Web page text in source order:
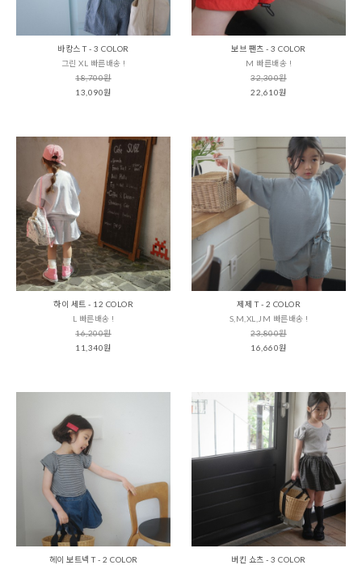
바캉스 T - 3 COLOR
그린 XL 빠른배송 !
18,700원
13,090원
보브 팬츠 - 3 COLOR
M 빠른배송 !
32,300원
22,610원
하이 세트 - 12 COLOR
L 빠른배송 !
16,200원
11,340원
제제 T - 2 COLOR
S,M,XL,JM 빠른배송 !
23,800원
16,660원
헤이 보트넥 T - 2 COLOR
버킨 쇼츠 - 3 COLOR